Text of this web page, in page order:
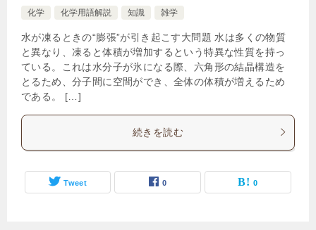
化学 化学用語解説 知識 雑学
水が凍るときの“膨張”が引き起こす大問題 水は多くの物質
と異なり、凍ると体積が増加するという特異な性質を持っ
ている。これは水分子が氷になる際、六角形の結晶構造を
とるため、分子間に空間ができ、全体の体積が増えるため
である。 […]
続きを読む
Tweet 0 0